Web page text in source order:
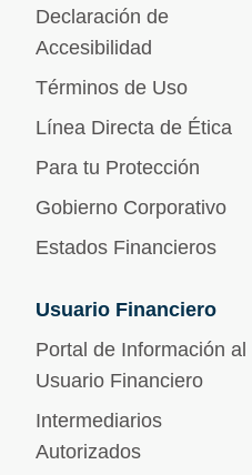
Declaración de
Accesibilidad
Términos de Uso
Línea Directa de Ética
Para tu Protección
Gobierno Corporativo
Estados Financieros
Usuario Financiero
Portal de Información al
Usuario Financiero
Intermediarios
Autorizados